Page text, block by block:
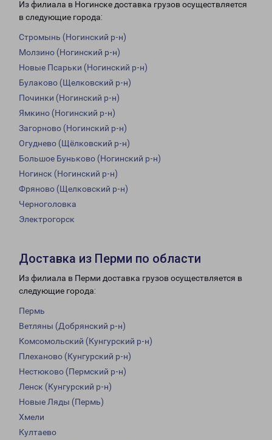
Из филиала в Ногинске доставка грузов осуществляется
в следующие города:
Стромынь (Ногинский р-н)
Молзино (Ногинский р-н)
Новые Псарьки (Ногинский р-н)
Булаково (Щелковский р-н)
Починки (Ногинский р-н)
Ямкино (Ногинский р-н)
Загорново (Ногинский р-н)
Огуднево (Щёлковский р-н)
Большое Буньково (Ногинский р-н)
Ногинск (Ногинский р-н)
Фряново (Щелковский р-н)
Черноголовка
Электрогорск
Доставка из Перми по области
Из филиала в Перми доставка грузов осуществляется в
следующие города:
Пермь
Ветляны (Добрянский р-н)
Комсомольский (Кунгурский р-н)
Плеханово (Кунгурский р-н)
Нестюково (Пермский р-н)
Ленск (Кунгурский р-н)
Новые Ляды (Пермь)
Хмели
Култаево